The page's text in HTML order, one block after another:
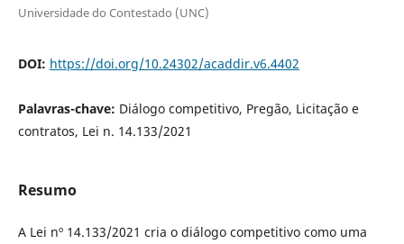
Universidade do Contestado (UNC)
DOI: https://doi.org/10.24302/acaddir.v6.4402
Palavras-chave: Diálogo competitivo, Pregão, Licitação e
contratos, Lei n. 14.133/2021
Resumo
A Lei nº 14.133/2021 cria o diálogo competitivo como uma